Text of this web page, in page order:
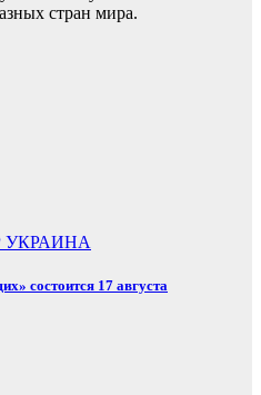
стран мира.
УКРАИНА
состоится 17 августа